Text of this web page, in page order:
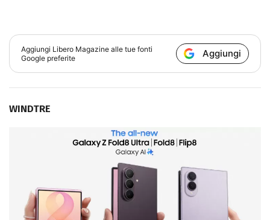
Aggiungi Libero Magazine alle tue fonti
Google preferite
Aggiungi
WINDTRE